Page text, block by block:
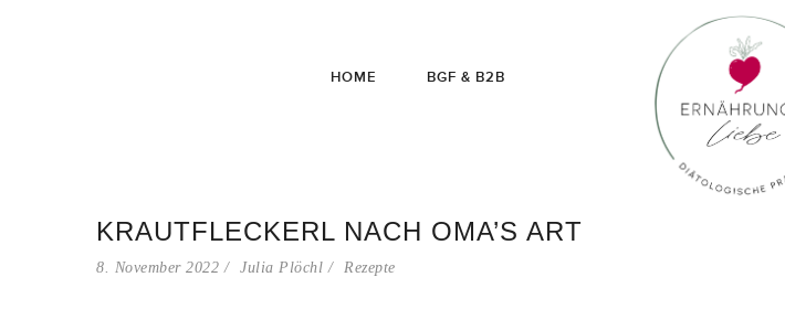
HOME BGF & B2B
KRAUTFLECKERL NACH OMA’S ART
8. November 2022 Julia Plöchl Rezepte